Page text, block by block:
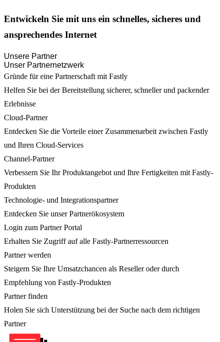
Entwickeln Sie mit uns ein schnelles, sicheres und
ansprechendes Internet
Unsere Partner
Unser Partnernetzwerk
Gründe für eine Partnerschaft mit Fastly
Helfen Sie bei der Bereitstellung sicherer, schneller und packender
Erlebnisse
Cloud-Partner
Entdecken Sie die Vorteile einer Zusammenarbeit zwischen Fastly
und Ihren Cloud-Services
Channel-Partner
Verbessern Sie Ihr Produktangebot und Ihre Fertigkeiten mit Fastly-
Produkten
Technologie- und Integrationspartner
Entdecken Sie unser Partnerökosystem
Login zum Partner Portal
Erhalten Sie Zugriff auf alle Fastly-Partnerressourcen
Partner werden
Steigern Sie Ihre Umsatzchancen als Reseller oder durch
Empfehlung von Fastly-Produkten
Partner finden
Holen Sie sich Unterstützung bei der Suche nach dem richtigen
Partner